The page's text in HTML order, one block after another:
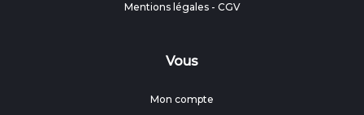
Mentions légales- CGV
Vous
Mon compte